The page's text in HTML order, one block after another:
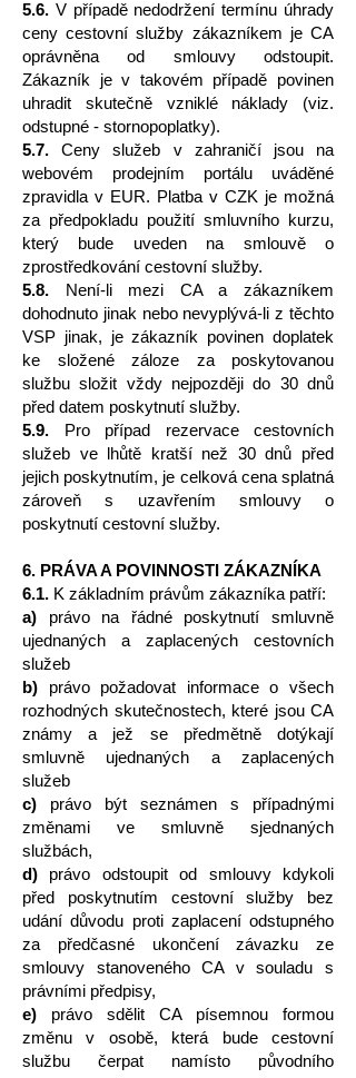
5.6. V případě nedodržení termínu úhrady
ceny cestovní služby zákazníkem je CA
oprávněna od smlouvy odstoupit.
Zákazník je v takovém případě povinen
uhradit skutečně vzniklé náklady (viz.
odstupné - stornopoplatky).
5.7. Ceny služeb v zahraničí jsou na
webovém prodejním portálu uváděné
zpravidla v EUR. Platba v CZK je možná
za předpokladu použití smluvního kurzu,
který bude uveden na smlouvě o
zprostředkování cestovní služby.
5.8. Není-li mezi CA a zákazníkem
dohodnuto jinak nebo nevyplývá-li z těchto
VSP jinak, je zákazník povinen doplatek
ke složené záloze za poskytovanou
službu složit vždy nejpozději do 30 dnů
před datem poskytnutí služby.
5.9. Pro případ rezervace cestovních
služeb ve lhůtě kratší než 30 dnů před
jejich poskytnutím, je celková cena splatná
zároveň s uzavřením smlouvy o
poskytnutí cestovní služby.
6. PRÁVA A POVINNOSTI ZÁKAZNÍKA
6.1. K základním právům zákazníka patří:
a) právo na řádné poskytnutí smluvně
ujednaných a zaplacených cestovních
služeb
b) právo požadovat informace o všech
rozhodných skutečnostech, které jsou CA
známy a jež se předmětně dotýkají
smluvně ujednaných a zaplacených
služeb
c) právo být seznámen s případnými
změnami ve smluvně sjednaných
službách,
d) právo odstoupit od smlouvy kdykoli
před poskytnutím cestovní služby bez
udání důvodu proti zaplacení odstupného
za předčasné ukončení závazku ze
smlouvy stanoveného CA v souladu s
právními předpisy,
e) právo sdělit CA písemnou formou
změnu v osobě, která bude cestovní
službu čerpat namísto původního